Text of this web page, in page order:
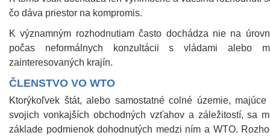
čo dáva priestor na kompromis.
K významným rozhodnutiam často dochádza nie na
počas neformálnych konzultácii s vládami alebo
zainteresovaných krajín.
ČLENSTVO VO WTO
Ktorýkoľvek štát, alebo samostatné colné územie,
svojich vonkajších obchodných vzťahov a záležitostí, sa
základe podmienok dohodnutých medzi ním a WTO.